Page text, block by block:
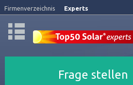
Firmenverzeichnis Experts
Frage stellen